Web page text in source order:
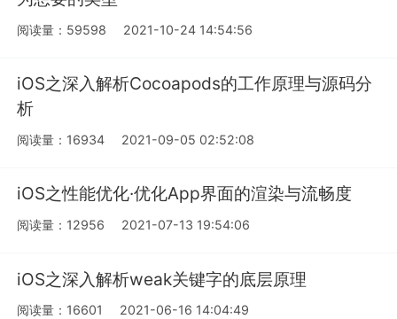
阅读量：59598 2021-10-24 14:54:56
iOS之深入解析Cocoapods的工作原理与源码分
析
阅读量：16934 2021-09-05 02:52:08
iOS之性能优化·优化App界面的渲染与流畅度
阅读量：12956 2021-07-13 19:54:06
iOS之深入解析weak关键字的底层原理
阅读量：16601 2021-06-16 14:04:49